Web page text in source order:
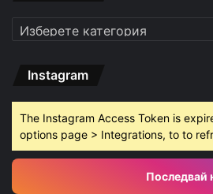
Категории
Instagram
The Instagram Access Token is
options page > Integrations, to to
Последвай